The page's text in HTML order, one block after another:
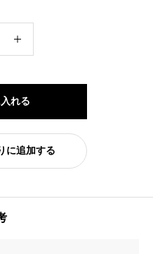
れる
に追加する